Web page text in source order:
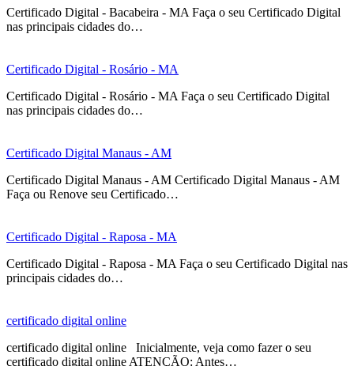
Certificado Digital - Bacabeira - MA Faça o seu Certificado Digital
nas principais cidades do…
Certificado Digital - Rosário - MA
Certificado Digital - Rosário - MA Faça o seu Certificado Digital
nas principais cidades do…
Certificado Digital Manaus - AM
Certificado Digital Manaus - AM Certificado Digital Manaus - AM
Faça ou Renove seu Certificado…
Certificado Digital - Raposa - MA
Certificado Digital - Raposa - MA Faça o seu Certificado Digital nas
principais cidades do…
certificado digital online
certificado digital online Inicialmente, veja como fazer o seu
certificado digital online ATENÇÃO: Antes…